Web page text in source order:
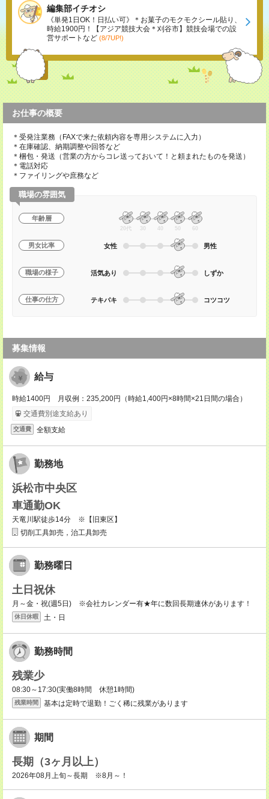
編集部イチオシ
《単発1日OK！日払い可》＊お菓子のモクモクシール貼り、
時給1900円！【アジア競技大会＊刈谷市】競技会場での設
営サポートなど (8/7UP!)
お仕事の概要
＊受発注業務（FAXで来た依頼内容を専用システムに入力）
＊在庫確認、納期調整や回答など
＊梱包・発送（営業の方からコレ送っておいて！と頼まれたものを発送）
＊電話対応
＊ファイリングや庶務など
職場の雰囲気
年齢層
20代 30 40 50 60
男女比率 女性 男性
職場の様子 活気あり しずか
仕事の仕方 テキパキ コツコツ
募集情報
給与
時給1400円 月収例：235,200円（時給1,400円×8時間×21日間の場合）
交通費別途支給あり
交通費 全額支給
勤務地
浜松市中央区
車通勤OK
天竜川駅徒歩14分 ※【旧東区】
切削工具卸売，治工具卸売
勤務曜日
土日祝休
月～金・祝(週5日) ※会社カレンダー有★年に数回長期連休があります！
休日休暇 土・日
勤務時間
残業少
08:30～17:30(実働8時間 休憩1時間)
残業時間 基本は定時で退勤！ごく稀に残業があります
期間
長期（3ヶ月以上）
2026年08月上旬～長期 ※8月～！